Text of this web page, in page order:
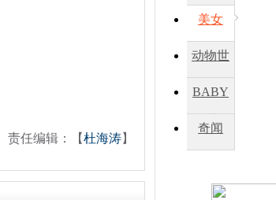
责任编辑：【杜海涛】
美女
动物世
BABY
秀
奇闻